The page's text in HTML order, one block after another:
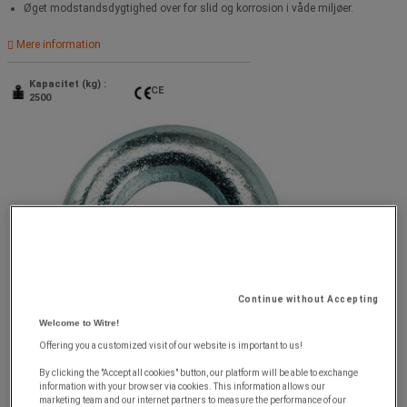
Øget modstandsdygtighed over for slid og korrosion i våde miljøer.
Mere information
Kapacitet (kg) :
2500
CE
Continue without Accepting
Welcome to Witre!
Offering you a customized visit of our website is important to us!
By clicking the "Accept all cookies" button, our platform will be able to exchange
information with your browser via cookies. This information allows our
marketing team and our internet partners to measure the performance of our